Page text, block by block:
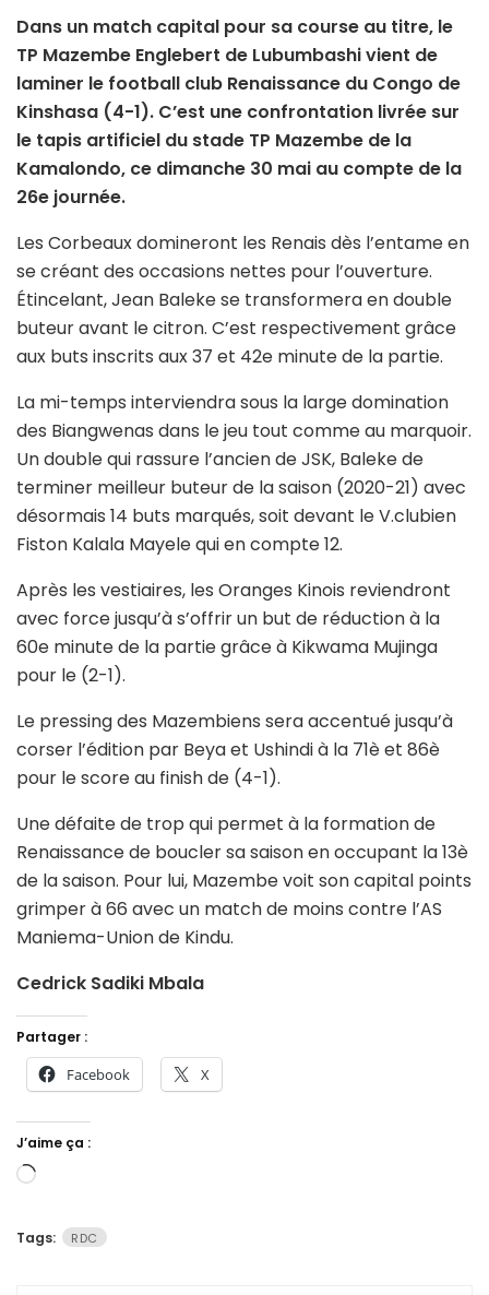
Dans un match capital pour sa course au titre, le
TP Mazembe Englebert de Lubumbashi vient de
laminer le football club Renaissance du Congo de
Kinshasa (4-1). C’est une confrontation livrée sur
le tapis artificiel du stade TP Mazembe de la
Kamalondo, ce dimanche 30 mai au compte de la
26e journée.
Les Corbeaux domineront les Renais dès l’entame en
se créant des occasions nettes pour l’ouverture.
Étincelant, Jean Baleke se transformera en double
buteur avant le citron. C’est respectivement grâce
aux buts inscrits aux 37 et 42e minute de la partie.
La mi-temps interviendra sous la large domination
des Biangwenas dans le jeu tout comme au marquoir.
Un double qui rassure l’ancien de JSK, Baleke de
terminer meilleur buteur de la saison (2020-21) avec
désormais 14 buts marqués, soit devant le V.clubien
Fiston Kalala Mayele qui en compte 12.
Après les vestiaires, les Oranges Kinois reviendront
avec force jusqu’à s’offrir un but de réduction à la
60e minute de la partie grâce à Kikwama Mujinga
pour le (2-1).
Le pressing des Mazembiens sera accentué jusqu’à
corser l’édition par Beya et Ushindi à la 71è et 86è
pour le score au finish de (4-1).
Une défaite de trop qui permet à la formation de
Renaissance de boucler sa saison en occupant la 13è
de la saison. Pour lui, Mazembe voit son capital points
grimper à 66 avec un match de moins contre l’AS
Maniema-Union de Kindu.
Cedrick Sadiki Mbala
Partager :
Facebook X
J’aime ça :
Chargement…
Tags: RDC